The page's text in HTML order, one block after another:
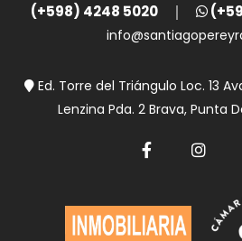
(+598) 4248 5020
Ed. Torre del Triángulo Loc. 13
Lenzina Pda. 2 Brava, Punta